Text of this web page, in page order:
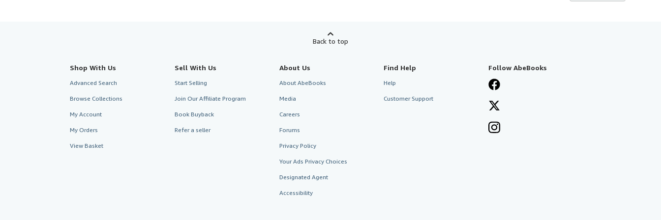
Back to top
Shop With Us
Advanced Search
Browse Collections
My Account
My Orders
View Basket
Sell With Us
Start Selling
Join Our Affiliate Program
Book Buyback
Refer a seller
About Us
About AbeBooks
Media
Careers
Forums
Privacy Policy
Your Ads Privacy Choices
Designated Agent
Accessibility
Find Help
Help
Customer Support
Follow AbeBooks